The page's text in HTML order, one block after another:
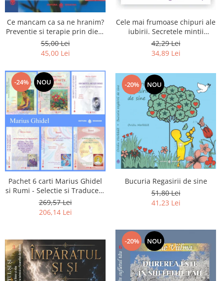
Ce mancam ca sa ne hranim?
Preventie si terapie prin dieta
in bolile cardiovasculare si in
diabetul zaharat
55,00 Lei
45,00 Lei
Cele mai frumoase chipuri ale
iubirii. Secretele mintii
omenesti in opera marelui
initiat, Rumi
42,29 Lei
34,89 Lei
-24% NOU
Pachet 6 carti Marius Ghidel
si Rumi - Selectie si Traducere
de Marius Ghidel
269,57 Lei
206,14 Lei
-20% NOU
Bucuria Regasirii de sine
51,80 Lei
41,23 Lei
-20% NOU